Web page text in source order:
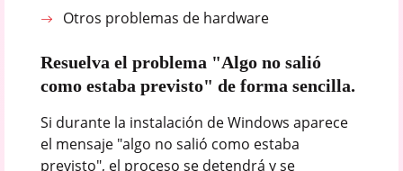
Otros problemas de hardware
Resuelva el problema "Algo no salió
como estaba previsto" de forma sencilla.
Si durante la instalación de Windows aparece
el mensaje "algo no salió como estaba
previsto", el proceso se detendrá y se